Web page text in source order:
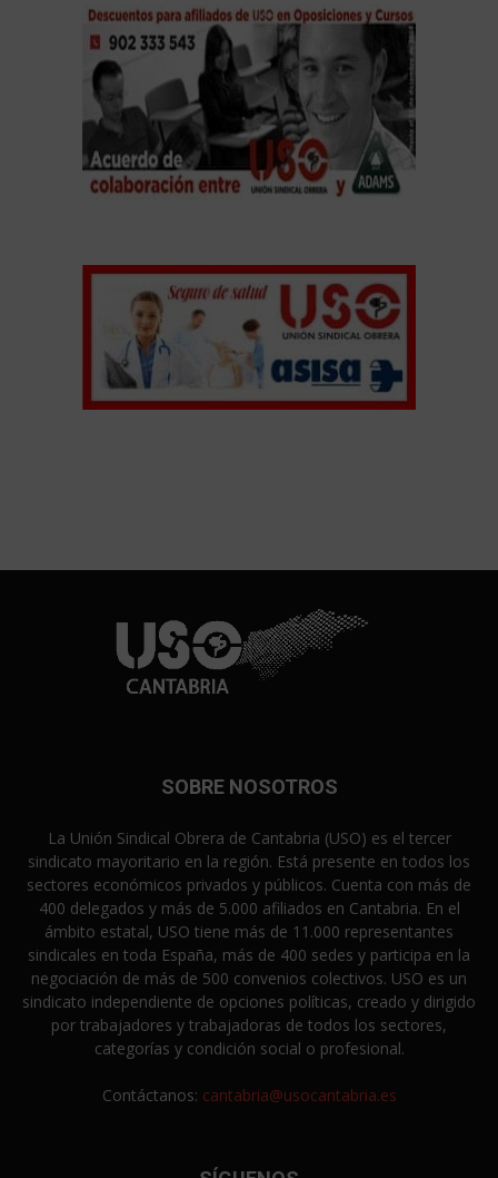
SOBRE NOSOTROS
La Unión Sindical Obrera de Cantabria (USO) es el tercer
sindicato mayoritario en la región. Está presente en todos los
sectores económicos privados y públicos. Cuenta con más de
400 delegados y más de 5.000 afiliados en Cantabria. En el
ámbito estatal, USO tiene más de 11.000 representantes
sindicales en toda España, más de 400 sedes y participa en la
negociación de más de 500 convenios colectivos. USO es un
sindicato independiente de opciones políticas, creado y dirigido
por trabajadores y trabajadoras de todos los sectores,
categorías y condición social o profesional.
Contáctanos: cantabria@usocantabria.es